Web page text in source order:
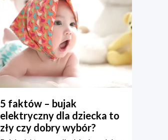
5 faktów – bujak
elektryczny dla dziecka to
zły czy dobry wybór?